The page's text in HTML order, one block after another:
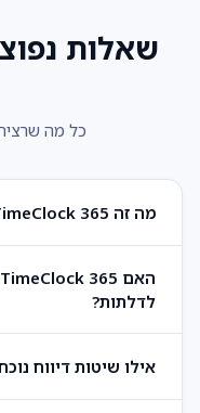
כל מה
מה זה TimeClock 365?
לדלתות?
אילו שיטות דיווח